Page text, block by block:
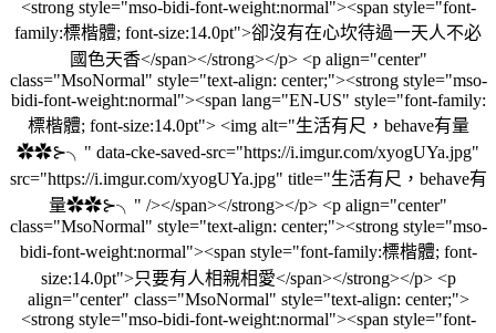
<strong style="mso-bidi-font-weight:normal"><span style="font-
family:標楷體; font-size:14.0pt">卻沒有在心坎待過一天人不必
國色天香</span></strong></p> <p align="center"
class="MsoNormal" style="text-align: center;"><strong style="mso-
bidi-font-weight:normal"><span lang="EN-US" style="font-family:
標楷體; font-size:14.0pt"> <img alt="生活有尺，behave有量
✿✿⊱╮" data-cke-saved-src="https://i.imgur.com/xyogUYa.jpg"
src="https://i.imgur.com/xyogUYa.jpg" title="生活有尺，behave有
量✿✿⊱╮" /></span></strong></p> <p align="center"
class="MsoNormal" style="text-align: center;"><strong style="mso-
bidi-font-weight:normal"><span style="font-family:標楷體; font-
size:14.0pt">只要有人相親相愛</span></strong></p> <p
align="center" class="MsoNormal" style="text-align: center;">
<strong style="mso-bidi-font-weight:normal"><span style="font-